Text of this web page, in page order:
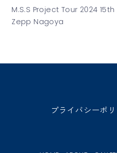
M.S.S Project Tour 2024
Zepp Nagoya
プライバシーポ